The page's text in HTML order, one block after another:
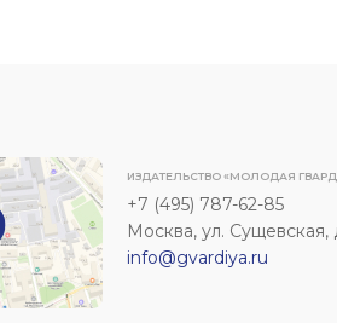
ИЗДАТЕЛЬСТВО «МОЛОДАЯ
+7 (495) 787-62-85
Москва, ул. Сущевская,
info@gvardiya.ru